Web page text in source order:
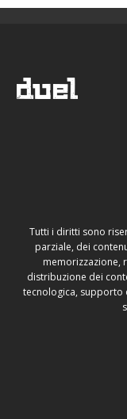
Tutti i diritti sono
parziale, dei
memorizzazione,
distribuzione dei
tecnologica, supporto